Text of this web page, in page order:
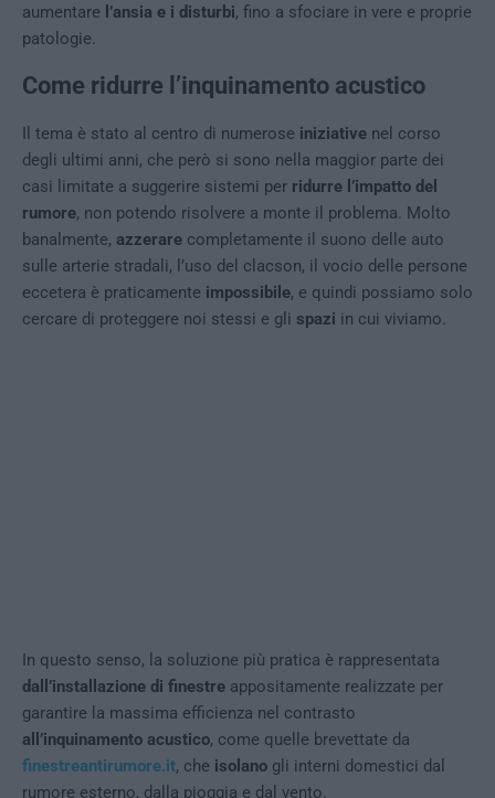
aumentare l’ansia e i disturbi, fino a sfociare in vere e proprie
patologie.
Come ridurre l’inquinamento acustico
Il tema è stato al centro di numerose iniziative nel corso
degli ultimi anni, che però si sono nella maggior parte dei
casi limitate a suggerire sistemi per ridurre l’impatto del
rumore, non potendo risolvere a monte il problema. Molto
banalmente, azzerare completamente il suono delle auto
sulle arterie stradali, l’uso del clacson, il vocio delle persone
eccetera è praticamente impossibile, e quindi possiamo solo
cercare di proteggere noi stessi e gli spazi in cui viviamo.
In questo senso, la soluzione più pratica è rappresentata
dall’installazione di finestre appositamente realizzate per
garantire la massima efficienza nel contrasto
all’inquinamento acustico, come quelle brevettate da
finestreantirumore.it, che isolano gli interni domestici dal
rumore esterno, dalla pioggia e dal vento.